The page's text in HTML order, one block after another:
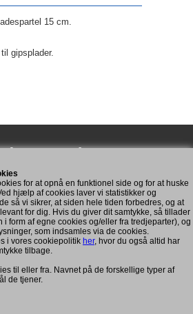
for at opnå en funktionel side og for at huske
hjælp af cookies laver vi statistikker og
så vi sikrer, at siden hele tiden forbedres, og at
for dig. Hvis du giver dit samtykke, så tillader
form af egne cookies og/eller fra tredjeparter), og
som indsamles via de cookies.
i vores cookiepolitik her, hvor du også altid har
tilbage.
til eller fra. Navnet på de forskellige typer af
de tjener.
15 cm.
gipsplader.
7:00 - 16:00
6101